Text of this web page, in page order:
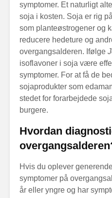
symptomer. Et naturligt
soja i kosten. Soja er rig
som planteøstrogener og
reducere hedeture og
overgangsalderen. Ifølge
isoflavoner i soja være
symptomer. For at få de
sojaprodukter som
stedet for forarbejdede
burgere.
Hvordan
Hvis du oplever
symptomer på
år eller yngre og har